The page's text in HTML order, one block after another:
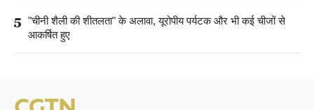
5 "चीनी शैली की शीतलता" के अलावा, यूरोपीय पर्यटक और भी कई चीजों से
आकर्षित हुए